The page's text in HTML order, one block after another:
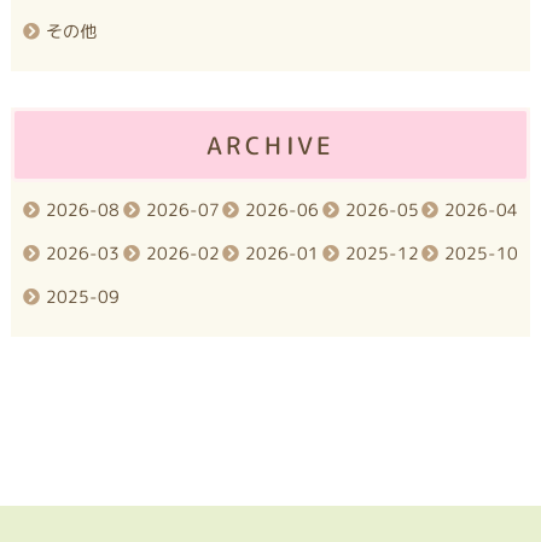
その他
ARCHIVE
2026-08 2026-07 2026-06 2026-05 2026-04
2026-03 2026-02 2026-01 2025-12 2025-10
2025-09